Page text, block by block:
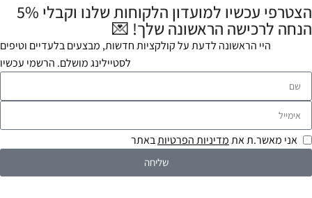
הצטרפי עכשיו למועדון הלקוחות שלנו וקבלי 5%
הנחה לרכישה הראשונה שלך! 💌
היי הראשונה לדעת על קולקציות חדשות, מבצעים בלעדיים וטיפים
לסטיילינג מושלם. הרשמי עכשיו
אני מאשר.ת אתמדיניות הפרטיותבאתר
שליחה